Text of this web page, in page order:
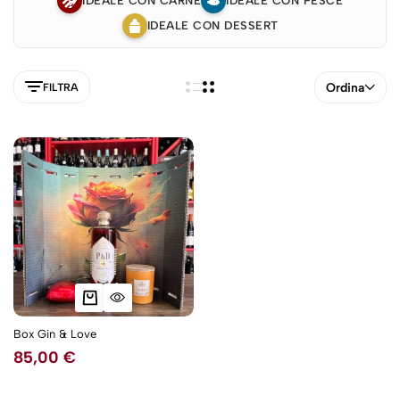
IDEALE CON DESSERT
FILTRA Ordina
Box Gin & Love
85,00 €
5NEW